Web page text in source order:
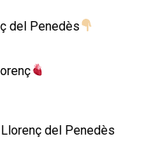
del Penedès
del Penedès